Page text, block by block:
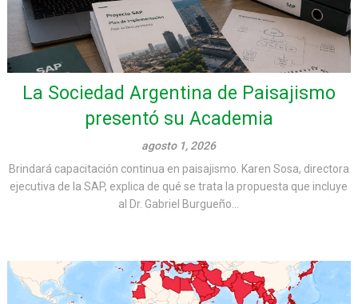
La Sociedad Argentina de Paisajismo
presentó su Academia
agosto 1, 2026
Brindará capacitación continua en paisajismo. Karen Sosa, directora
ejecutiva de la SAP, explica de qué se trata la propuesta que incluye
al Dr. Gabriel Burgueño...